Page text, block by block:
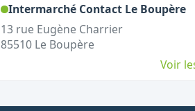
Intermarché Contact Le Boupère,
13 rue Eugène Charrier
85510 Le Boupère
Voir